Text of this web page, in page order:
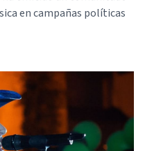
en campañas políticas